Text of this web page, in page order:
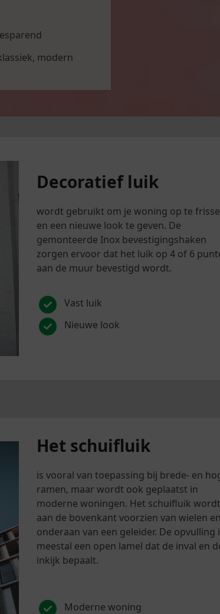
modern
Decoratief luik
wordt gebruikt om je woning op te
en een nieuwe look te geven. De
gemonteerde Inox bevestigingshaken
zorgen ervoor dat het luik op 4 of 6
aan de muur bevestigd wordt.
Vast luik
Nieuwe look
Het schuifluik
is vooral van toepassing bij brede- en
ramen, maar wordt ook geplaatst in
moderne woningen. Het schuifluik wordt
aan de bovenkant voorzien van wielen en
onderaan van een geleider. De opvulling
meestal een open lamel dat de inval en
inkijk bepaalt.
Moderne woning